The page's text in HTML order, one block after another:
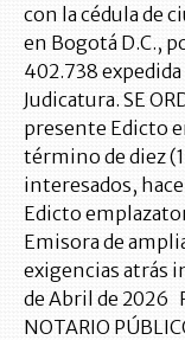
con la cédula de
en Bogotá D.C.,
402.738
Judicatura. SE
presente Edicto
término de diez
interesados,
Edicto
Emisora de
exigencias atrás
de Abril de 2026
NOTARIO